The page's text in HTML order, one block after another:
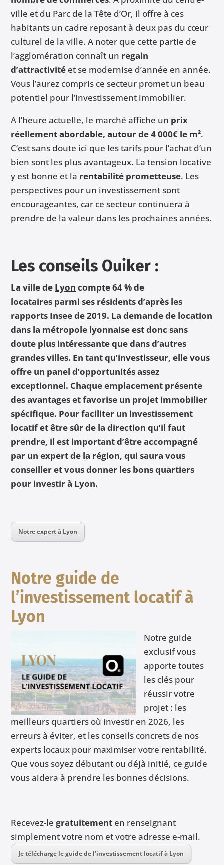
ville et du Parc de la Tête d’Or, il offre à ces
habitants un cadre reposant à deux pas du cœur
culturel de la ville. A noter que cette partie de
l’agglomération connaît un regain
d’attractivité et se modernise d’année en année.
Vous l’aurez compris ce secteur promet un beau
potentiel pour l’investissement immobilier.
A l’heure actuelle, le marché affiche un prix
réellement abordable, autour de 4 000€ le m².
C’est sans doute ici que les tarifs pour l’achat d’un
bien sont les plus avantageux. La tension locative
y est bonne et la rentabilité prometteuse. Les
perspectives pour un investissement sont
encourageantes, car ce secteur continuera à
prendre de la valeur dans les prochaines années.
Les conseils Ouiker :
La ville de Lyon compte 64 % de
locataires parmi ses résidents d’après les
rapports Inseede 2019. La demande de location
dans la métropole lyonnaise est donc sans
doute plus intéressante que dans d’autres
grandes villes. En tant qu’investisseur, elle vous
offre un panel d’opportunités assez
exceptionnel. Chaque emplacement présente
des avantages et favorise un projet immobilier
spécifique. Pour faciliter un investissement
locatif et être sûr de la direction qu’il faut
prendre, il est important d’être accompagné
par un expert de la région, qui saura vous
conseiller et vous donner les bons quartiers
pour investir à Lyon.
Notre expert à Lyon
Notre guide de
l’investissement locatif à
Lyon
Notre guide
exclusif vous
apporte toutes
les clés pour
réussir votre
projet : les
meilleurs quartiers où investir en 2026, les
erreurs à éviter, et les conseils concrets de nos
experts locaux pour maximiser votre rentabilité.
Que vous soyez débutant ou déjà initié, ce guide
vous aidera à prendre les bonnes décisions.
Recevez-legratuitement en renseignant
simplement votre nom et votre adresse e-mail.
Je télécharge le guide de l’investissement locatif à Lyon